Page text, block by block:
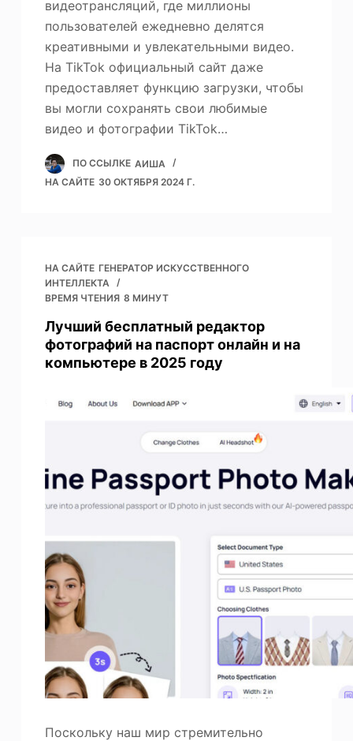
видеотрансляций, где миллионы
пользователей ежедневно делятся
креативными и увлекательными видео.
На TikTok официальный сайт даже
предоставляет функцию загрузки, чтобы
вы могли сохранять свои любимые
видео и фотографии TikTok…
ПО ССЫЛКЕ АИША
НА САЙТЕ 30 ОКТЯБРЯ 2024 Г.
НА САЙТЕ ГЕНЕРАТОР ИСКУССТВЕННОГО
ИНТЕЛЛЕКТА
ВРЕМЯ ЧТЕНИЯ 8 МИНУТ
Лучший бесплатный редактор
фотографий на паспорт онлайн и на
компьютере в 2025 году
Поскольку наш мир стремительно